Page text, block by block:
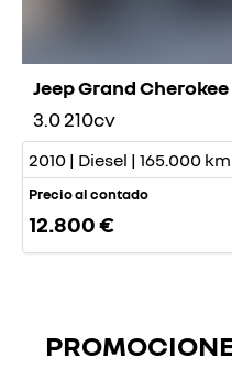
Jeep Grand Cherokee
3.0 210cv
2010 | Diesel | 165.000
Precio al contado
12.800 €